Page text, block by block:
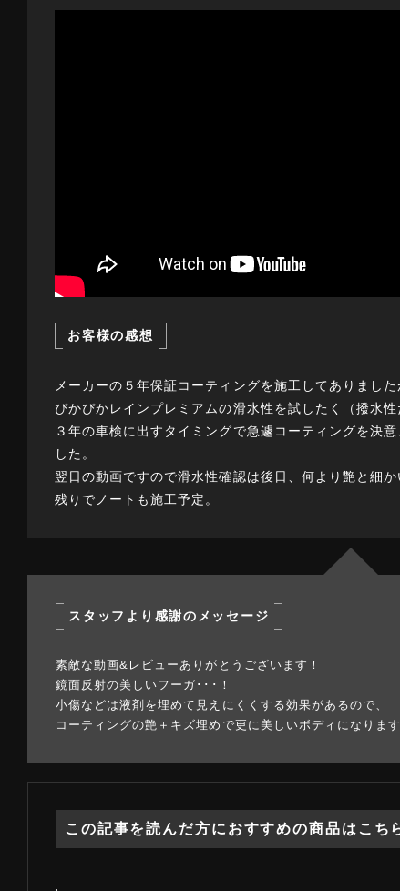
お客様の感想
メーカーの５年保証コーティングを施工してありまし
ぴかぴかレインプレミアムの滑水性を試したく（撥水性
３年の車検に出すタイミングで急遽コーティングを決
した。
翌日の動画ですので滑水性確認は後日、何より艶と細か
残りでノートも施工予定。
スタッフより感謝のメッセージ
素敵な動画&レビューありがとうございます！
鏡面反射の美しいフーガ･･･！
小傷などは液剤を埋めて見えにくくする効果があるので、
コーティングの艶＋キズ埋めで更に美しいボディになりま
この記事を読んだ方におすすめの商品はこち